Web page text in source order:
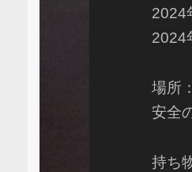
2024
2024
場所
安全
持ち